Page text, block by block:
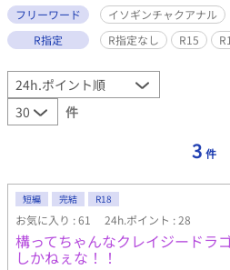
フリーワード
イソギンチャクアナル
R指定
R指定なし R15
件
3 件
短編 完結 R18
お気に入り : 61 24h.ポイント : 28
構ってちゃんなクレイジードラ
しかねぇな！！